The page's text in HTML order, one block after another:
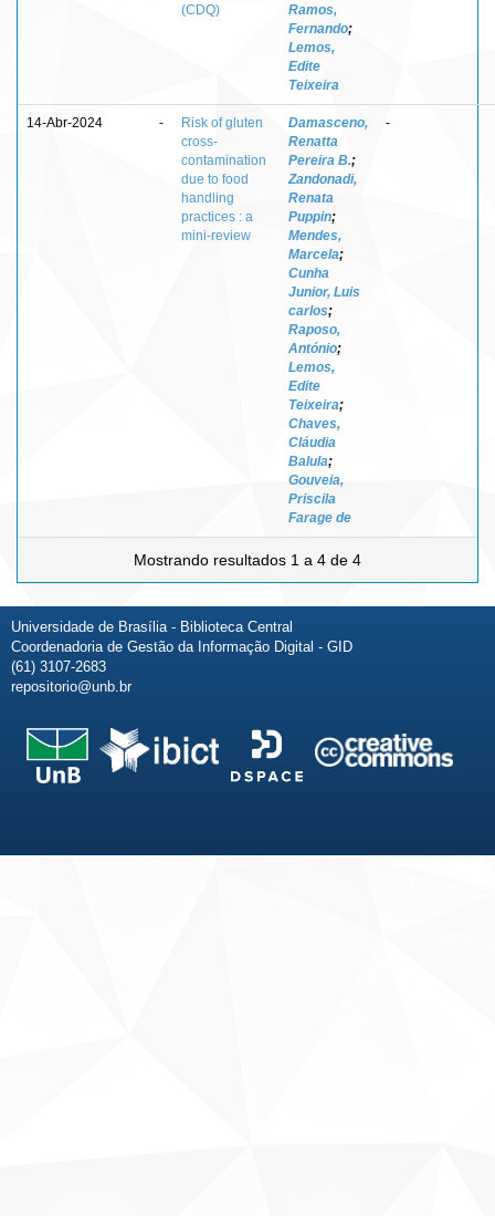
(CDQ)
Ramos,
Fernando;
Lemos,
Edite
Teixeira
14-Abr-2024 -
Risk of gluten
cross-
contamination
due to food
handling
practices : a
mini-review
Damasceno,
Renatta
Pereira B.;
Zandonadi,
Renata
Puppin;
Mendes,
Marcela;
Cunha
Junior, Luis
carlos;
Raposo,
António;
Lemos,
Edite
Teixeira;
Chaves,
Cláudia
Balula;
Gouveia,
Priscila
Farage de
-
Mostrando resultados 1 a 4 de 4
Universidade de Brasília - Biblioteca Central
Coordenadoria de Gestão da Informação Digital - GID
(61) 3107-2683
repositorio@unb.br